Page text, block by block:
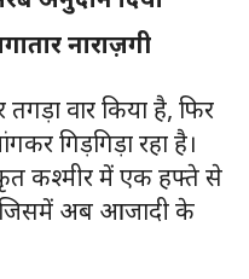
नाराज़गी
तगड़ा वार किया है, फिर
गिड़गिड़ा रहा है।
कश्मीर में एक हफ्ते से
जिसमें अब आजादी के